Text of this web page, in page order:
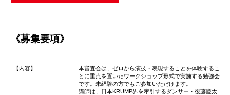
《募集要項》
【内容】
本審査会は、ゼロから演技・表現することを体験するこ
とに重点を置いたワークショップ形式で実施する勉強会
です。未経験の方でもご参加いただけます。
講師は、日本KRUMP界を牽引するダンサー・後藤慶太